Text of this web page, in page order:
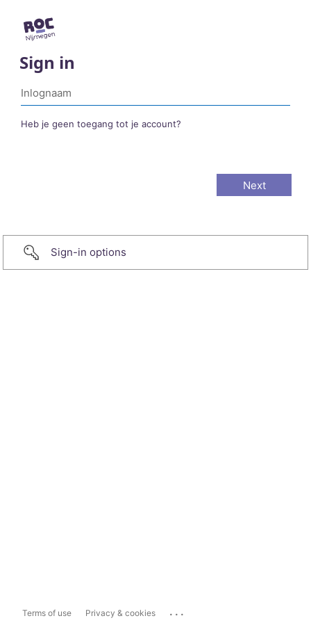
Sign in
Heb je geen toegang tot je account?
Sign-in options
Terms of use Privacy & cookies ...